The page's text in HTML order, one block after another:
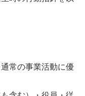
常の事業活動に優